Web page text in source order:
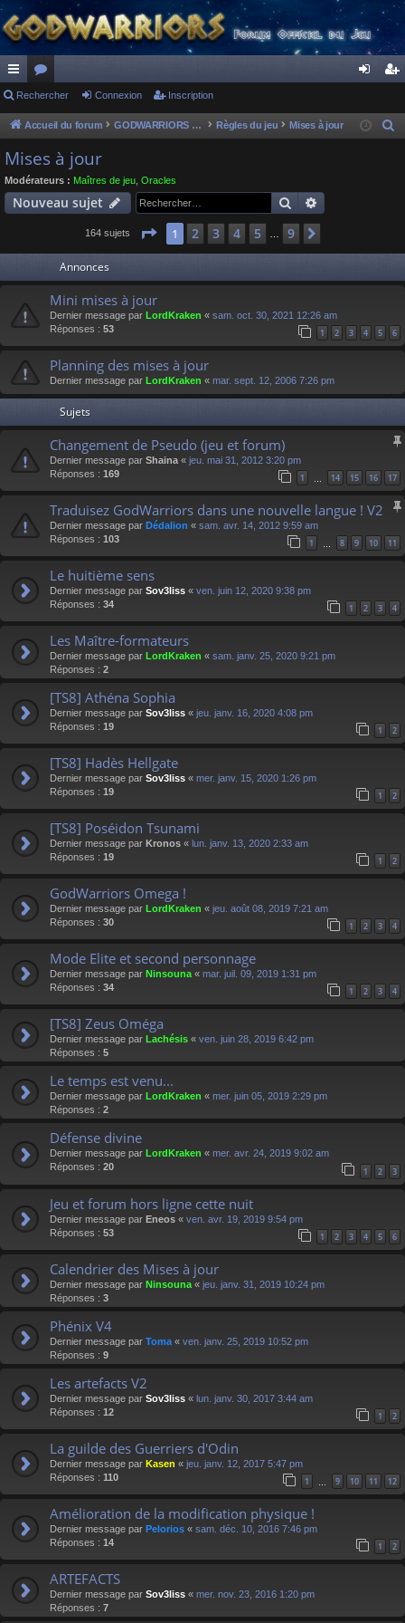
ac
co
ur
ci
or
u
s
ne cri
Rechercher Connexion Inscription
Accueil du forum GODWARRIORS - LE JEU Règles du jeu Mises à jour
e
Mises à jour
Modérateurs : Maîtres de jeu Oracles
Nouveau sujet Rechercher
164 sujets Page 1sur
1 2 3 4 5 9
Annonces
Mini mises à jour
Dernier message par LordKraken « sam. oct. 30, 2021 12:26 am
Réponses : 53 1 2 3 4 5 6
Planning des mises à jour
Dernier message par LordKraken « mar. sept. 12, 2006 7:26 pm
Sujets
Changement de Pseudo (jeu et forum)
Dernier message par Shaina « jeu. mai 31, 2012 3:20 pm
Réponses : 169 1 14 15 16 17
Traduisez GodWarriors dans une nouvelle langue ! V2
Dernier message par Dédalion « sam. avr. 14, 2012 9:59 am
Réponses : 103 1 8 9 10 11
Le huitième sens
Dernier message par Sov3liss « ven. juin 12, 2020 9:38 pm
Réponses : 34 1 2 3 4
Les Maître-formateurs
Dernier message par LordKraken « sam. janv. 25, 2020 9:21 pm
Réponses : 2
[TS8] Athéna Sophia
Dernier message par Sov3liss « jeu. janv. 16, 2020 4:08 pm
Réponses : 19 1 2
[TS8] Hadès Hellgate
Dernier message par Sov3liss « mer. janv. 15, 2020 1:26 pm
Réponses : 19 1 2
[TS8] Poséidon Tsunami
Dernier message par Kronos « lun. janv. 13, 2020 2:33 am
Réponses : 19 1 2
GodWarriors Omega !
Dernier message par LordKraken « jeu. août 08, 2019 7:21 am
Réponses : 30 1 2 3 4
Mode Elite et second personnage
Dernier message par Ninsouna « mar. juil. 09, 2019 1:31 pm
Réponses : 34 1 2 3 4
[TS8] Zeus Oméga
Dernier message par Lachésis « ven. juin 28, 2019 6:42 pm
Réponses : 5
Le temps est venu...
Dernier message par LordKraken « mer. juin 05, 2019 2:29 pm
Réponses : 2
Défense divine
Dernier message par LordKraken « mer. avr. 24, 2019 9:02 am
Réponses : 20 1 2 3
Jeu et forum hors ligne cette nuit
Dernier message par Eneos « ven. avr. 19, 2019 9:54 pm
Réponses : 53 1 2 3 4 5 6
Calendrier des Mises à jour
Dernier message par Ninsouna « jeu. janv. 31, 2019 10:24 pm
Réponses : 3
Phénix V4
Dernier message par Toma « ven. janv. 25, 2019 10:52 pm
Réponses : 9
Les artefacts V2
Dernier message par Sov3liss « lun. janv. 30, 2017 3:44 am
Réponses : 12 1 2
La guilde des Guerriers d'Odin
Dernier message par Kasen « jeu. janv. 12, 2017 5:47 pm
Réponses : 110 1 9 10 11 12
Amélioration de la modification physique !
Dernier message par Pelorios « sam. déc. 10, 2016 7:46 pm
Réponses : 14 1 2
ARTEFACTS
Dernier message par Sov3liss « mer. nov. 23, 2016 1:20 pm
Réponses : 7